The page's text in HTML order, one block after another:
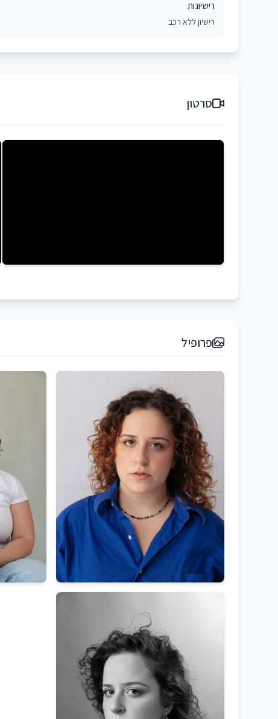
רישיונות
רישיון ללא רכב
סרטון
פרופיל